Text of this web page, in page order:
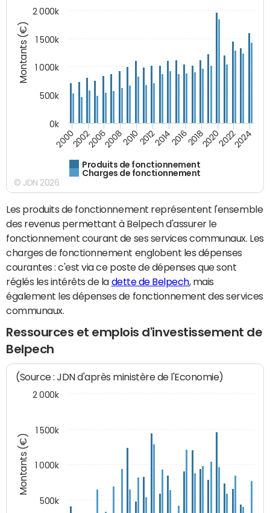
Montants (€)
Produits de fonctionnement
Charges de fonctionnement
200020022006200820102012201420162018202020222024
0k
500k
1 000k
1 500k
2 000k
© JDN 2026
Les produits de fonctionnement représentent l'ensemble
des revenus permettant à Belpech d'assurer le
fonctionnement courant de ses services communaux. Les
charges de fonctionnement englobent les dépenses
courantes : c'est via ce poste de dépenses que sont
réglés les intérêts de la dette de Belpech, mais
également les dépenses de fonctionnement des services
communaux.
Ressources et emplois d'investissement de
Belpech
Montants (€)
(Source : JDN d'après ministère de l'Economie)
500k
1 000k
1 500k
2 000k